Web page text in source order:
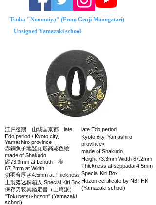
Tsuba "Nonomiya" (From Genji Monogatari)
Unsigned Yamazaki school
江戸後期 山城国京都 late
Edo period / Kyoto city,
Yamashiro province
赤銅魚子地竪丸形高彫色絵
made of Shakudo
縦73.3mm at Length 横
67.2mm at Width
切羽台厚さ4.5mm at Thickness
上製落込桐箱入 Special Kiri Box
保存刀装具鑑定書（山崎派）
"Tokubetsu-hozon" (Yamazaki
school)
late Edo period
Kyoto city, Yamashiro
province<
made of Shakudo
Height 73.3mm Width 67.2mm
Thickness at seppadai 4.5mm
Special Kiri Box
Hozon certificate by NBTHK
(Yamazaki school)